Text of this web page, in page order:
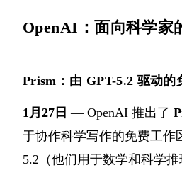
OpenAI：面向科学家
Prism：由 GPT-5.2 驱动的
1月27日 — OpenAI 推出了
于协作科学写作的免费工作
5.2（他们用于数学和科学